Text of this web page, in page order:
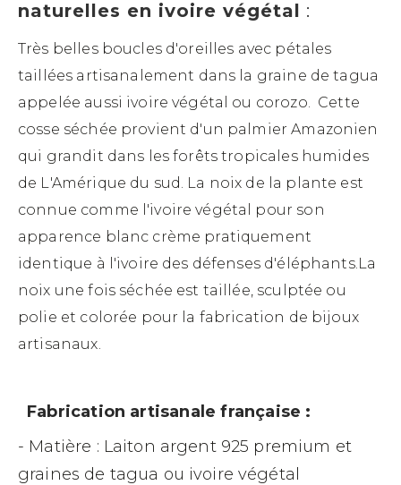
naturelles en ivoire végétal :
Très belles boucles d'oreilles avec pétales
taillées artisanalement dans la graine de tagua
appelée aussi ivoire végétal ou corozo. Cette
cosse séchée provient d'un palmier Amazonien
qui grandit dans les forêts tropicales humides
de L'Amérique du sud. La noix de la plante est
connue comme l'ivoire végétal pour son
apparence blanc crème pratiquement
identique à l'ivoire des défenses d'éléphants.La
noix une fois séchée est taillée, sculptée ou
polie et colorée pour la fabrication de bijoux
artisanaux.
Fabrication artisanale française :
- Matière : Laiton argent 925 premium et
graines de tagua ou ivoire végétal